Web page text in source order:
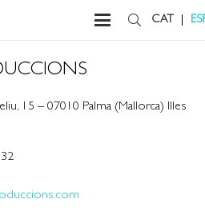
CAT
15 – 07010 Palma (Mallorca) Illes